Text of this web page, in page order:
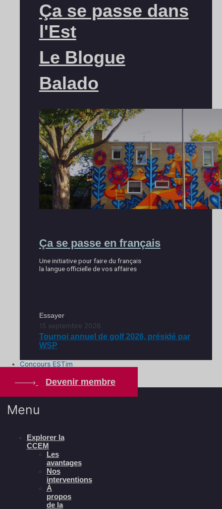
Ça se passe dans
l'Est
Le Blogue
Balado
Ça se passe en français
Une initiative pour faire du français
la langue officielle de vos affaires
Essayer
15 septembre 2026
Tournoi annuel de golf 2026, présidé par
WSP
Concours ESTim
Devenir membre
Menu
Explorer la
CCEM
Les
avantages
Nos
interventions
À
propos
de la